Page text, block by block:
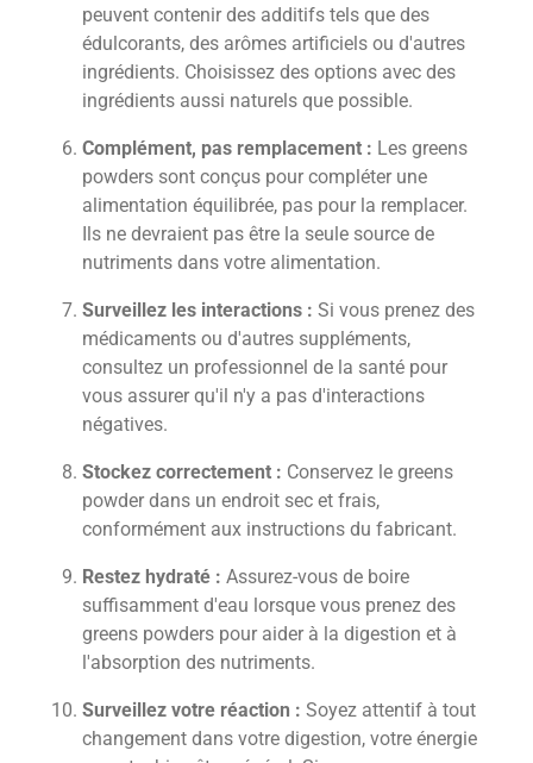
peuvent contenir des additifs tels que des
édulcorants, des arômes artificiels ou d'autres
ingrédients. Choisissez des options avec des
ingrédients aussi naturels que possible.
Complément, pas remplacement : Les greens
powders sont conçus pour compléter une
alimentation équilibrée, pas pour la remplacer.
Ils ne devraient pas être la seule source de
nutriments dans votre alimentation.
Surveillez les interactions : Si vous prenez des
médicaments ou d'autres suppléments,
consultez un professionnel de la santé pour
vous assurer qu'il n'y a pas d'interactions
négatives.
Stockez correctement : Conservez le greens
powder dans un endroit sec et frais,
conformément aux instructions du fabricant.
Restez hydraté : Assurez-vous de boire
suffisamment d'eau lorsque vous prenez des
greens powders pour aider à la digestion et à
l'absorption des nutriments.
Surveillez votre réaction : Soyez attentif à tout
changement dans votre digestion, votre énergie